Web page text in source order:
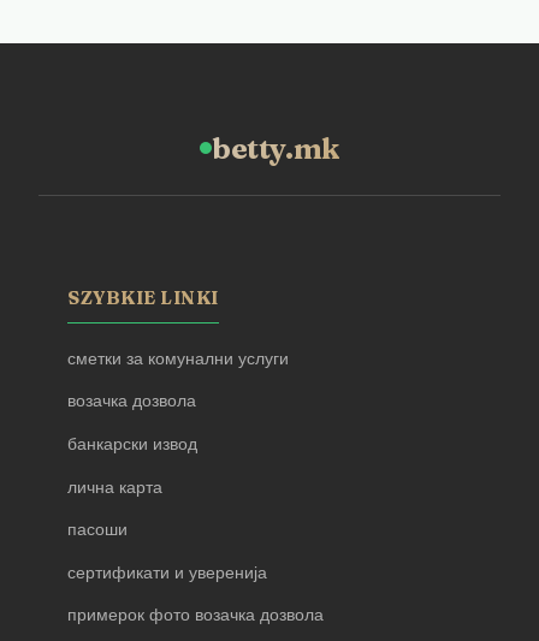
betty.mk
SZYBKIE LINKI
сметки за комунални услуги
возачка дозвола
банкарски извод
лична карта
пасоши
сертификати и уверенија
примерок фото возачка дозвола